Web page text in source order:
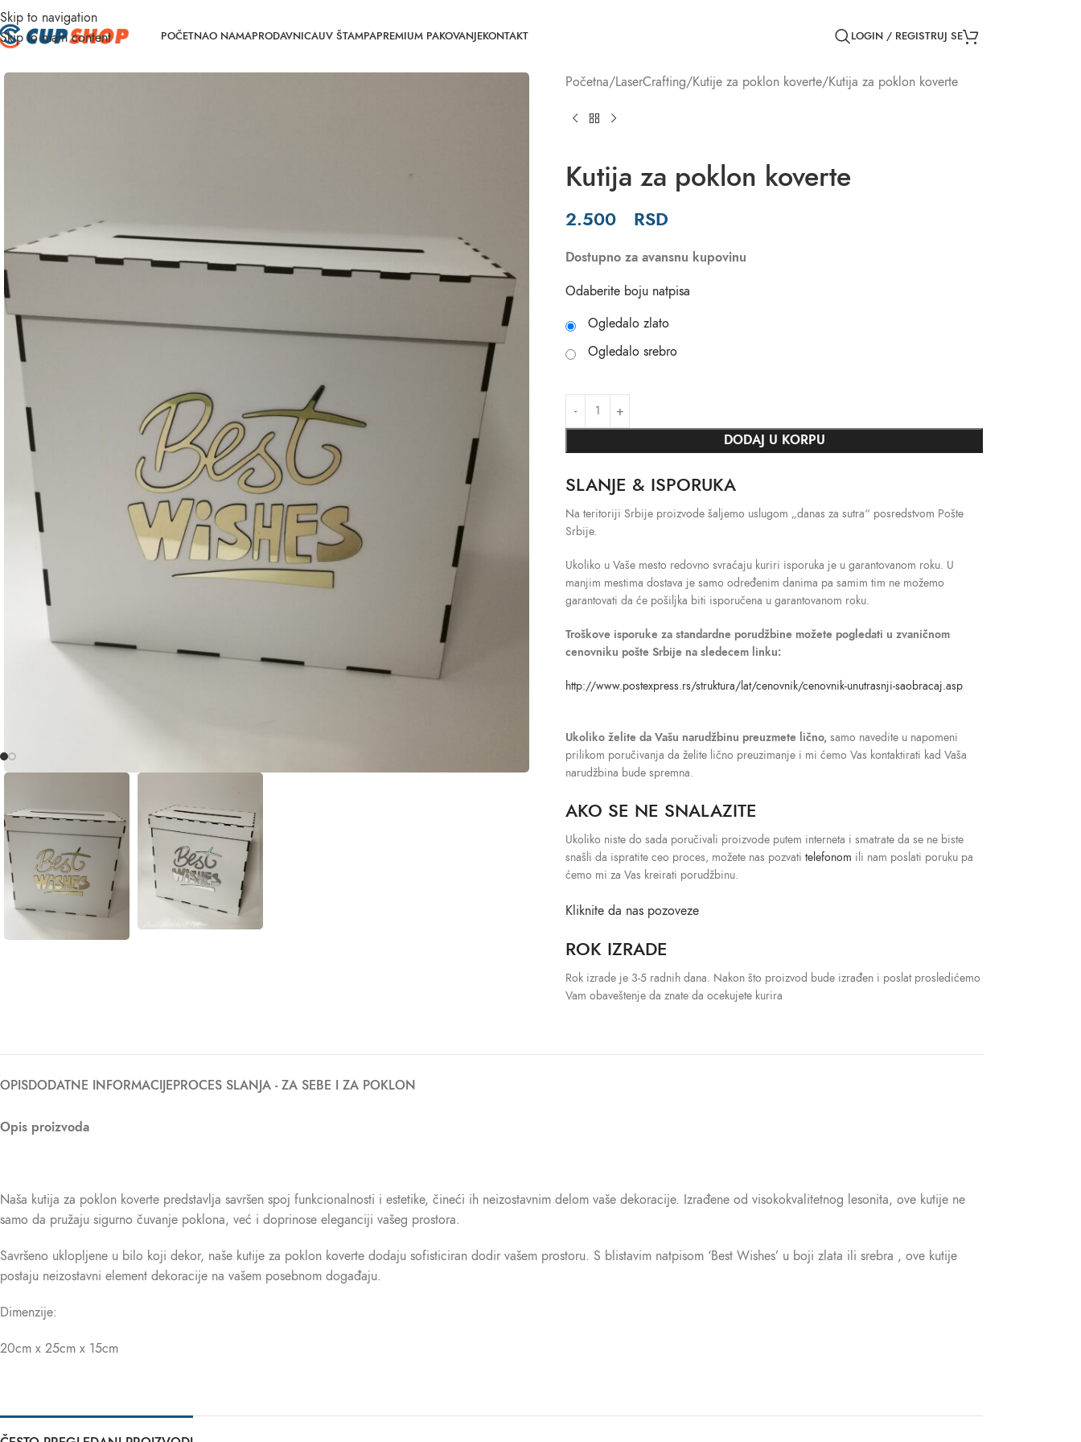
Skip to navigation
Skip to main content
POČETNAO NAMAPRODAVNICAUV ŠTAMPAPREMIUM PAKOVANJEKONTAKT LOGIN / REGISTRUJ SE
Početna LaserCrafting Kutije za poklon koverte Kutija za poklon koverte
Kutija za poklon koverte
2.500 RSD
Dostupno za avansnu kupovinu
Odaberite boju natpisa
Ogledalo zlato
Ogledalo srebro
DODAJ U KORPU
SLANJE & ISPORUKA
Na teritoriji Srbije proizvode šaljemo uslugom „danas za sutra“ posredstvom Pošte
Srbije.
Ukoliko u Vaše mesto redovno svraćaju kuriri isporuka je u garantovanom roku. U
manjim mestima dostava je samo određenim danima pa samim tim ne možemo
garantovati da će pošiljka biti isporučena u garantovanom roku.
Troškove isporuke za standardne porudžbine možete pogledati u zvaničnom
cenovniku pošte Srbije na sledecem linku:
http://www.postexpress.rs/struktura/lat/cenovnik/cenovnik-unutrasnji-saobracaj.asp
Ukoliko želite da Vašu narudžbinu preuzmete lično, samo navedite u napomeni
prilikom poručivanja da želite lično preuzimanje i mi ćemo Vas kontaktirati kad Vaša
narudžbina bude spremna.
AKO SE NE SNALAZITE
Ukoliko niste do sada poručivali proizvode putem interneta i smatrate da se ne biste
snašli da ispratite ceo proces, možete nas pozvatitelefonom ili nam poslati poruku pa
ćemo mi za Vas kreirati porudžbinu.
Kliknite da nas pozoveze
ROK IZRADE
Rok izrade je 3-5 radnih dana. Nakon što proizvod bude izrađen i poslat prosledićemo
Vam obaveštenje da znate da ocekujete kurira
OPISDODATNE INFORMACIJEPROCES SLANJA - ZA SEBE I ZA POKLON
Opis proizvoda
Naša kutija za poklon koverte predstavlja savršen spoj funkcionalnosti i estetike, čineći ih neizostavnim delom vaše dekoracije. Izrađene od visokokvalitetnog lesonita, ove kutije ne
samo da pružaju sigurno čuvanje poklona, već i doprinose eleganciji vašeg prostora.
Savršeno uklopljene u bilo koji dekor, naše kutije za poklon koverte dodaju sofisticiran dodir vašem prostoru. S blistavim natpisom ‘Best Wishes’ u boji zlata ili srebra , ove kutije
postaju neizostavni element dekoracije na vašem posebnom događaju.
Dimenzije:
20cm x 25cm x 15cm